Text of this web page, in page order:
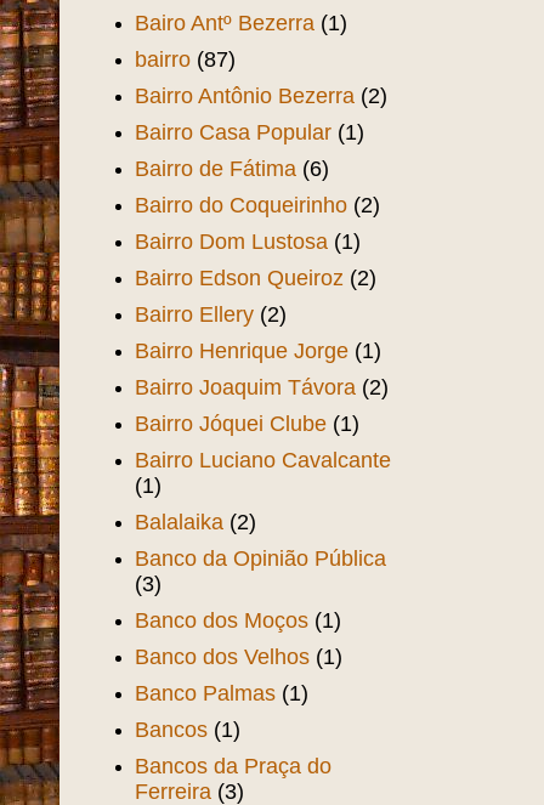
Bairo Antº Bezerra (1)
bairro (87)
Bairro Antônio Bezerra (2)
Bairro Casa Popular (1)
Bairro de Fátima (6)
Bairro do Coqueirinho (2)
Bairro Dom Lustosa (1)
Bairro Edson Queiroz (2)
Bairro Ellery (2)
Bairro Henrique Jorge (1)
Bairro Joaquim Távora (2)
Bairro Jóquei Clube (1)
Bairro Luciano Cavalcante
(1)
Balalaika (2)
Banco da Opinião Pública
(3)
Banco dos Moços (1)
Banco dos Velhos (1)
Banco Palmas (1)
Bancos (1)
Bancos da Praça do
Ferreira (3)